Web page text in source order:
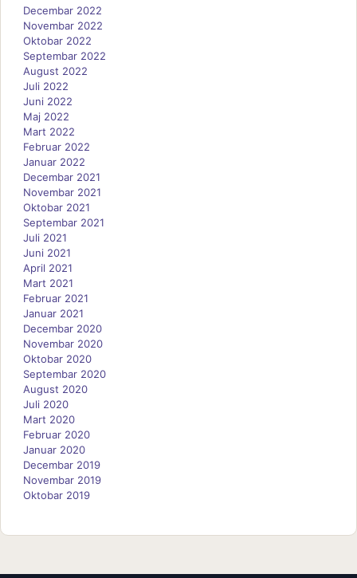
Decembar 2022
Novembar 2022
Oktobar 2022
Septembar 2022
August 2022
Juli 2022
Juni 2022
Maj 2022
Mart 2022
Februar 2022
Januar 2022
Decembar 2021
Novembar 2021
Oktobar 2021
Septembar 2021
Juli 2021
Juni 2021
April 2021
Mart 2021
Februar 2021
Januar 2021
Decembar 2020
Novembar 2020
Oktobar 2020
Septembar 2020
August 2020
Juli 2020
Mart 2020
Februar 2020
Januar 2020
Decembar 2019
Novembar 2019
Oktobar 2019